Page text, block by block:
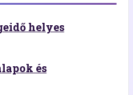
helyes
és